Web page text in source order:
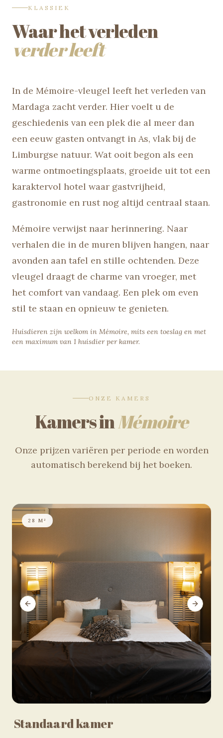
KLASSIEK
Waar het verleden
verder leeft
In de Mémoire-vleugel leeft het verleden van
Mardaga zacht verder. Hier voelt u de
geschiedenis van een plek die al meer dan
een eeuw gasten ontvangt in As, vlak bij de
Limburgse natuur. Wat ooit begon als een
warme ontmoetingsplaats, groeide uit tot een
karaktervol hotel waar gastvrijheid,
gastronomie en rust nog altijd centraal staan.
Mémoire verwijst naar herinnering. Naar
verhalen die in de muren blijven hangen, naar
avonden aan tafel en stille ochtenden. Deze
vleugel draagt de charme van vroeger, met
het comfort van vandaag. Een plek om even
stil te staan en opnieuw te genieten.
Huisdieren zijn welkom in Mémoire, mits een toeslag en met
een maximum van 1 huisdier per kamer.
ONZE KAMERS
Kamers in Mémoire
Onze prijzen variëren per periode en worden
automatisch berekend bij het boeken.
Previous slide Next
28 M²
Standaard kamer